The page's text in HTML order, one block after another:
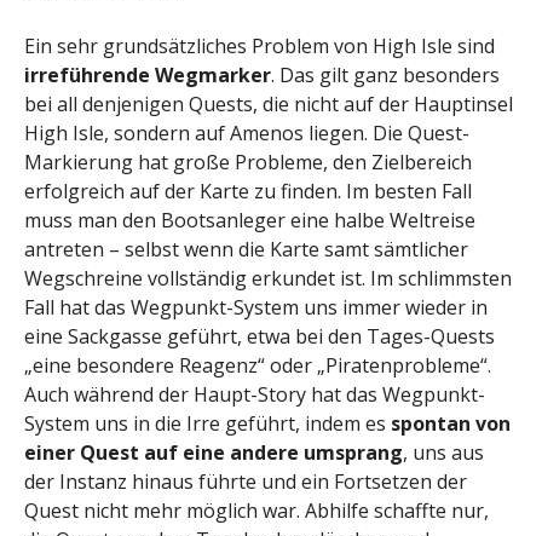
Ein sehr grundsätzliches Problem von High Isle sind
irreführende Wegmarker. Das gilt ganz besonders
bei all denjenigen Quests, die nicht auf der Hauptinsel
High Isle, sondern auf Amenos liegen. Die Quest-
Markierung hat große Probleme, den Zielbereich
erfolgreich auf der Karte zu finden. Im besten Fall
muss man den Bootsanleger eine halbe Weltreise
antreten – selbst wenn die Karte samt sämtlicher
Wegschreine vollständig erkundet ist. Im schlimmsten
Fall hat das Wegpunkt-System uns immer wieder in
eine Sackgasse geführt, etwa bei den Tages-Quests
„eine besondere Reagenz“ oder „Piratenprobleme“.
Auch während der Haupt-Story hat das Wegpunkt-
System uns in die Irre geführt, indem es spontan von
einer Quest auf eine andere umsprang, uns aus
der Instanz hinaus führte und ein Fortsetzen der
Quest nicht mehr möglich war. Abhilfe schaffte nur,